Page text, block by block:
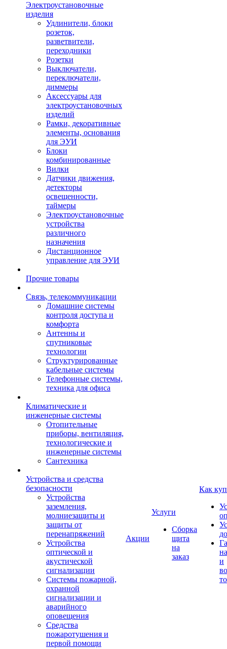
Электроустановочные
изделия
Удлинители, блоки
розеток,
разветвители,
переходники
Розетки
Выключатели,
переключатели,
диммеры
Аксессуары для
электроустановочных
изделий
Рамки, декоративные
элементы, основания
для ЭУИ
Блоки
комбинированные
Вилки
Датчики движения,
детекторы
освещенности,
таймеры
Электроустановочные
устройства
различного
назначения
Дистанционное
управление для ЭУИ
Прочие товары
Связь, телекоммуникации
Домашние системы
контроля доступа и
комфорта
Антенны и
спутниковые
технологии
Структурированные
кабельные системы
Телефонные системы,
техника для офиса
Климатические и
инженерные системы
Отопительные
приборы, вентиляция,
технологические и
инженерные системы
Сантехника
Устройства и средства
безопасности
Устройства
заземления,
молниезащиты и
защиты от
перенапряжений
Устройства
оптической и
акустической
сигнализации
Системы пожарной,
охранной
сигнализации и
аварийного
оповещения
Средства
пожаротушения и
первой помощи
Акции
Услуги
Сборка
щита
на
заказ
Как
и